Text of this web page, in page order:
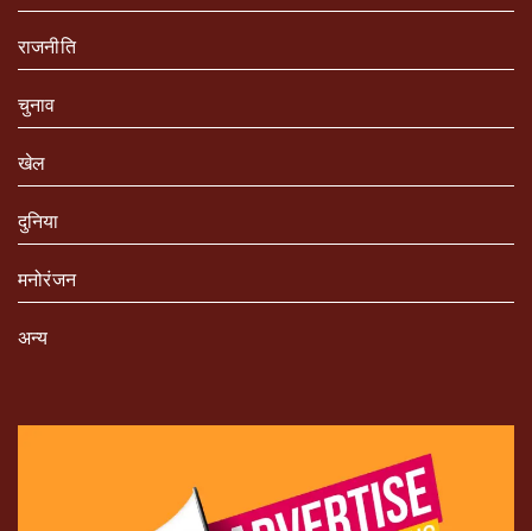
राजनीति
चुनाव
खेल
दुनिया
मनोरंजन
अन्य